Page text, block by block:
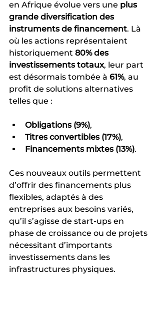
en Afrique évolue vers une plus
grande diversification des
instruments de financement. Là
où les actions représentaient
historiquement 80% des
investissements totaux, leur part
est désormais tombée à 61%, au
profit de solutions alternatives
telles que :
Obligations (9%),
Titres convertibles (17%),
Financements mixtes (13%).
Ces nouveaux outils permettent
d’offrir des financements plus
flexibles, adaptés à des
entreprises aux besoins variés,
qu’il s’agisse de start-ups en
phase de croissance ou de projets
nécessitant d’importants
investissements dans les
infrastructures physiques.